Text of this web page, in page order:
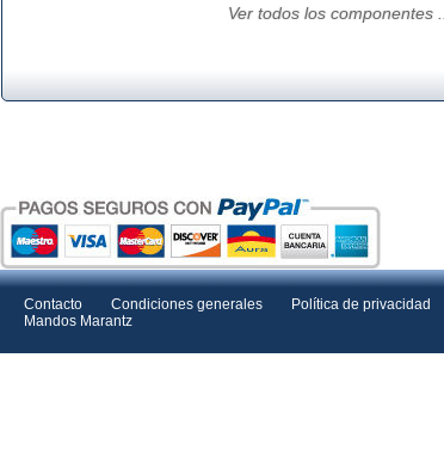
Ver todos los componentes ...
Contacto Condiciones generales Política de privacidad
Mandos Marantz